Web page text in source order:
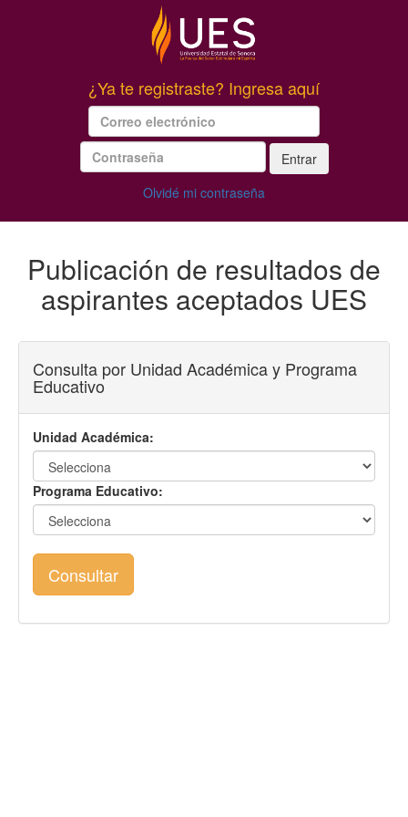
¿Ya te registraste? Ingresa aquí
Entrar
Olvidé mi contraseña
Publicación de resultados de
aspirantes aceptados UES
Consulta por Unidad Académica y Programa
Educativo
Unidad Académica:
Programa Educativo:
Consultar